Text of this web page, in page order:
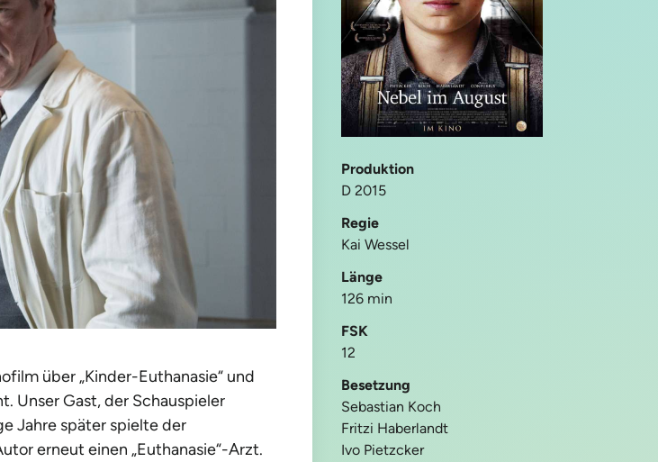
über „Kinder-Euthanasie“ und
Unser Gast, der Schauspieler
Jahre später spielte der
erneut einen „Euthanasie“-Arzt.
Produktion
D 2015
Regie
Kai Wessel
Länge
126 min
FSK
12
Besetzung
Sebastian Koch
Fritzi Haberlandt
Ivo Pietzcker